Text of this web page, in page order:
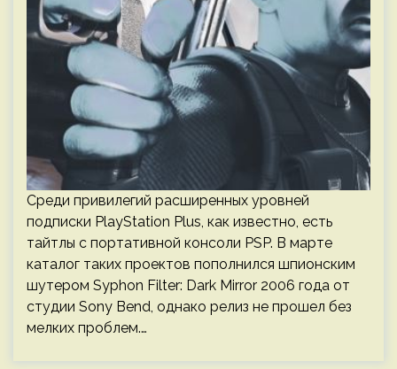
Среди привилегий расширенных уровней
подписки PlayStation Plus, как известно, есть
тайтлы с портативной консоли PSP. В марте
каталог таких проектов пополнился шпионским
шутером Syphon Filter: Dark Mirror 2006 года от
студии Sony Bend, однако релиз не прошел без
мелких проблем.…